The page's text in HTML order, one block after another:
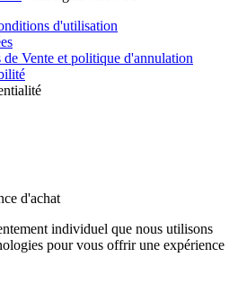
d'utilisation
Vente et politique d'annulation
d'achat
individuel que nous utilisons
pour vous offrir une expérience